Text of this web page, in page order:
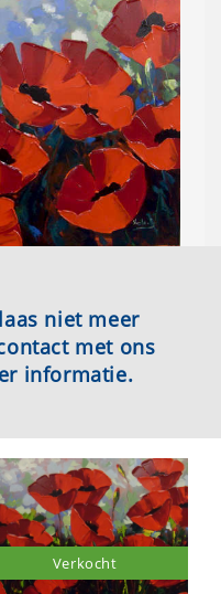
niet meer
met ons
informatie.
Verkocht